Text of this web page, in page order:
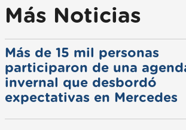
Más Noticias
Más de 15 mil personas
participaron de una
invernal que desbordó
expectativas en Mercedes